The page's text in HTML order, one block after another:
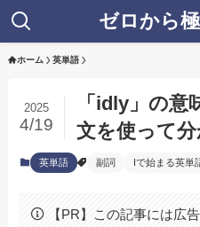
ゼロから
ホーム 英単語
「idly」の意
文を使って
2025
4/19
英単語 副詞 Iで始まる英単
【PR】この記事には広